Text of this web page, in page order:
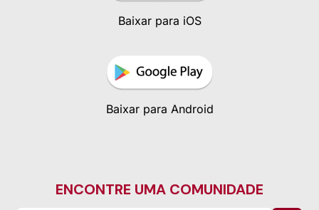
Baixar para iOS
Baixar para Android
ENCONTRE UMA COMUNIDADE